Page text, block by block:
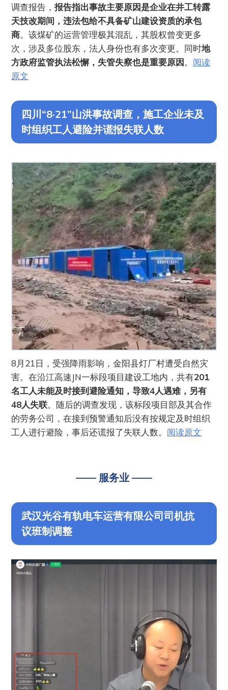
调查报告，报告指出事故主要原因是企业在井工转露
天技改期间，违法包给不具备矿山建设资质的承包
商。该煤矿的运营管理极其混乱，其股权曾变更多
次，涉及多位股东，法人身份也有多次变更。同时地
方政府监管执法松懈，失管失察也是重要原因。 阅读
原文
四川“8·21”山洪事故调查，施工企业未及
时组织工人避险并谎报失联人数
8月21日，受强降雨影响，金阳县灯厂村遭受自然灾
害。在沿江高速JN一标段项目建设工地内，共有201
名工人未能及时接到避险通知，导致4人遇难，另有
48人失联。随后的调查发现，该标段项目部及其合作
的劳务公司，在接到预警通知后没有按规定及时组织
工人进行避险，事后还谎报了失联人数。 阅读原文
—— 服务业 ——
武汉光谷有轨电车运营有限公司司机抗
议班制调整